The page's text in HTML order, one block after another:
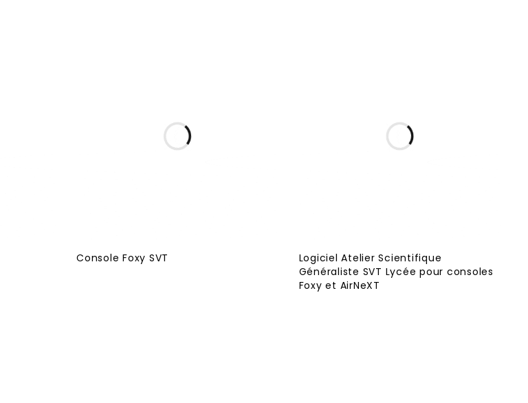
Console Foxy SVT
Logiciel Atelier Scientifique
Généraliste SVT Lycée pour consoles
Foxy et AirNeXT